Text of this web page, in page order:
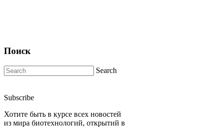
Поиск
Search
Subscribe
Хотите быть в курсе всех новостей
из мира биотехнологий, открытий в